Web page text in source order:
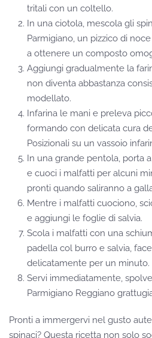
tritali con un coltello.
In una ciotola, mescola gli
Parmigiano, un pizzico di
a ottenere un composto
Aggiungi gradualmente la
non diventa abbastanza
modellato.
Infarina le mani e preleva
formando con delicata cura
Posizionali su un vassoio
In una grande pentola, porta
e cuoci i malfatti per alcuni
pronti quando saliranno a
Mentre i malfatti cuociono,
e aggiungi le foglie di salvia.
Scola i malfatti con una
padella col burro e salvia,
delicatamente per un minuto.
Servi immediatamente,
Parmigiano Reggiano
Pronti a immergervi nel gusto
spinaci? Questa ricetta non solo